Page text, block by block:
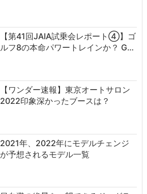
【第41回JAIA試乗会レポート④】ゴ
ルフ8の本命パワートレインか？ G…
【ワンダー速報】東京オートサロン
2022印象深かったブースは？
2021年、2022年にモデルチェンジ
が予想されるモデル一覧